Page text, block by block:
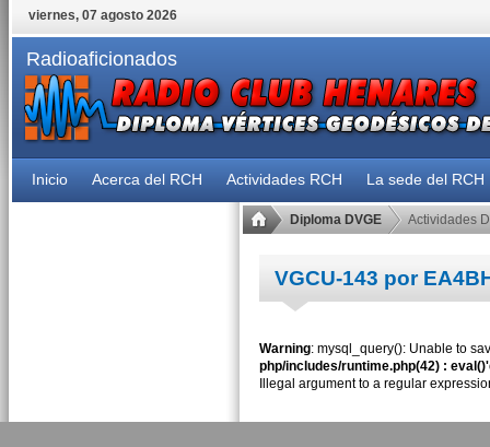
viernes, 07 agosto 2026
Radioaficionados
Inicio Acerca del RCH Actividades RCH La sede del RCH
Diploma DVGE Actividades
VGCU-143 por
Warning: mysql_query(): Unable to
php/includes/runtime.php(42) :
Illegal argument to a regular